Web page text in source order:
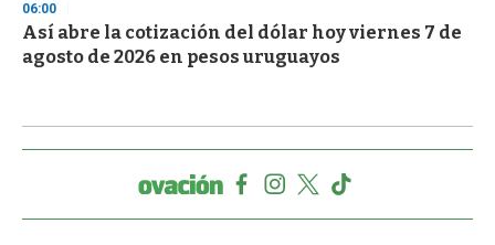
06:00
Así abre la cotización del dólar hoy viernes 7 de
agosto de 2026 en pesos uruguayos